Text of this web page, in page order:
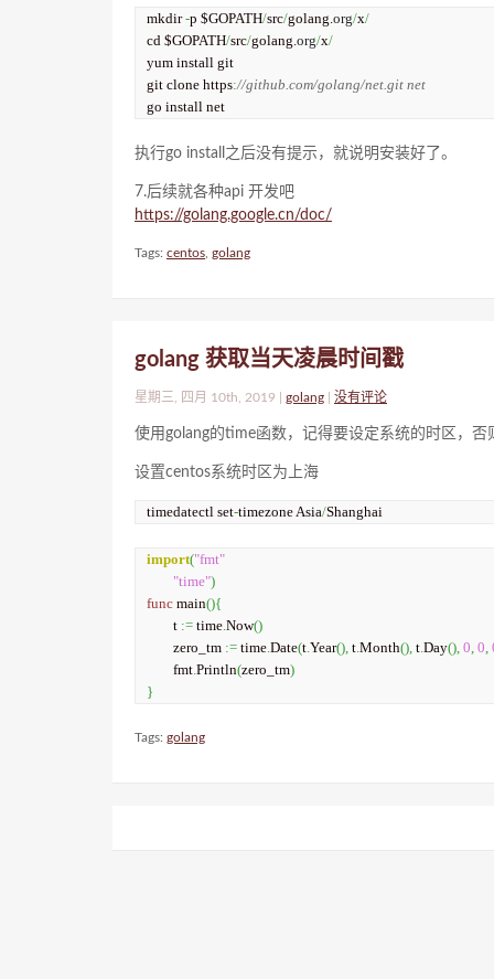
mkdir -p $GOPATH/src/golang.org/x/
cd $GOPATH/src/golang.org/x/
yum install git
git clone https://github.com/golang/net.git net
go install net
执行go install之后没有提示，就说明安装好了。
7.后续就各种api 开发吧
https://golang.google.cn/doc/
Tags: centos golang
golang 获取当天凌晨时间戳
星期三, 四月 10th, 2019 | golang 没有评论
使用golang的time函数，记得要设定系统的时区，否
设置centos系统时区为上海
timedatectl set-timezone Asia/Shanghai
import("fmt"
"time")
func main(){
	t
:= time.Now()
	zero_tm
:= time.Date(t.Year(), t.Month(), t.Day(), 0, 0,
	fmt
.Println(zero_tm)
}
Tags: golang